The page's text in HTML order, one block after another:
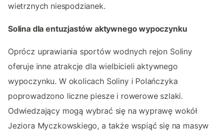
wietrznych niespodzianek.
Solina dla entuzjastów aktywnego wypoczynku
Oprócz uprawiania sportów wodnych rejon Soliny
oferuje inne atrakcje dla wielbicieli aktywnego
wypoczynku. W okolicach Soliny i Polańczyka
poprowadzono liczne piesze i rowerowe szlaki.
Odwiedzający mogą wybrać się na wyprawę wokół
Jeziora Myczkowskiego, a także wspiąć się na masyw